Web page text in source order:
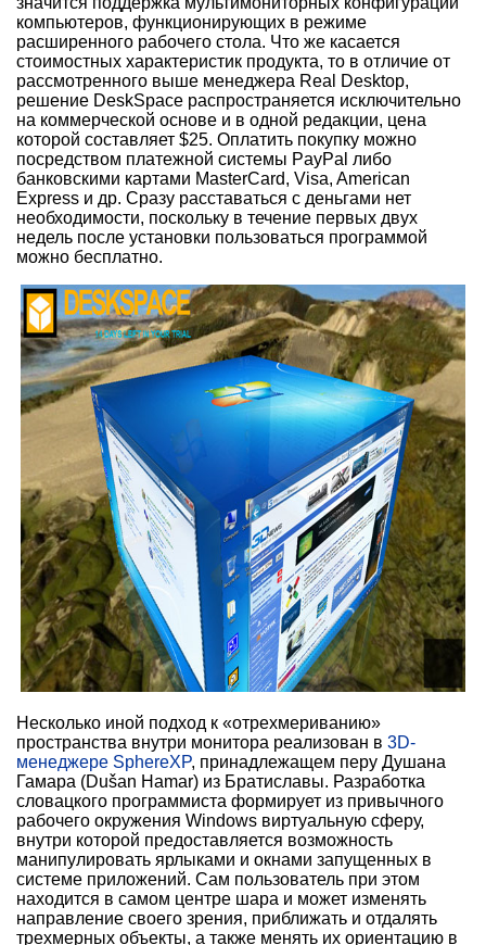
компьютеров, функционирующих в режиме
расширенного рабочего стола. Что же касается
стоимостных характеристик продукта, то в отличие от
рассмотренного выше менеджера Real Desktop,
решение DeskSpace распространяется исключительно
на коммерческой основе и в одной редакции, цена
которой составляет $25. Оплатить покупку можно
посредством платежной системы PayPal либо
банковскими картами MasterCard, Visa, American
Express и др. Сразу расставаться с деньгами нет
необходимости, поскольку в течение первых двух
недель после установки пользоваться программой
можно бесплатно.
Несколько иной подход к «отрехмериванию»
пространства внутри монитора реализован в 3D-
менеджере SphereXP, принадлежащем перу Душана
Гамара (Dušan Hamar) из Братиславы. Разработка
словацкого программиста формирует из привычного
рабочего окружения Windows виртуальную сферу,
внутри которой предоставляется возможность
манипулировать ярлыками и окнами запущенных в
системе приложений. Сам пользователь при этом
находится в самом центре шара и может изменять
направление своего зрения, приближать и отдалять
трехмерных объекты, а также менять их ориентацию в